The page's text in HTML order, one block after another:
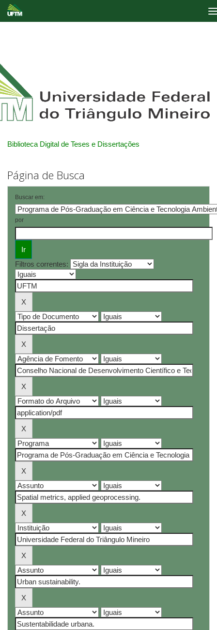
Biblioteca Digital de Teses e Dissertações
Página de Busca
Buscar em:
por
Filtros correntes: